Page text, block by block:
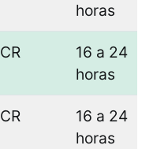
horas
CR
16 a 24
horas
CR
16 a 24
horas